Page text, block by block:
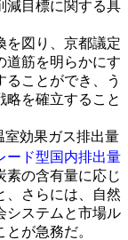
減目標に関する具
図り、京都議定
道筋を明らかにす
ることができ、う
略を確立すること
室効果ガス排出量
ード型国内排出量
素の含有量に応じ
、さらには、自然
システムと市場ル
が急務だ。